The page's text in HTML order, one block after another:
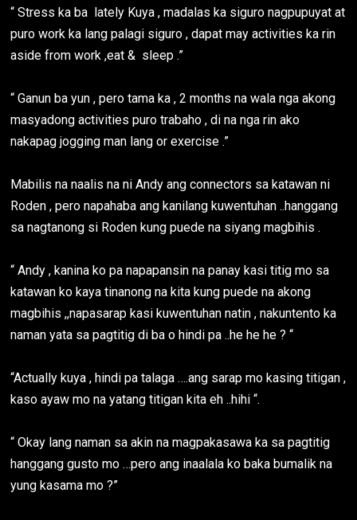
“ Stress ka ba lately Kuya , madalas ka siguro nagpupuyat at
puro work ka lang palagi siguro , dapat may activities ka rin
aside from work ,eat & sleep .”
“ Ganun ba yun , pero tama ka , 2 months na wala nga akong
masyadong activities puro trabaho , di na nga rin ako
nakapag jogging man lang or exercise .”
Mabilis na naalis na ni Andy ang connectors sa katawan ni
Roden , pero napahaba ang kanilang kuwentuhan ..hanggang
sa nagtanong si Roden kung puede na siyang magbihis .
“ Andy , kanina ko pa napapansin na panay kasi titig mo sa
katawan ko kaya tinanong na kita kung puede na akong
magbihis ,,napasarap kasi kuwentuhan natin , nakuntento ka
naman yata sa pagtitig di ba o hindi pa ..he he he ? “
“Actually kuya , hindi pa talaga ….ang sarap mo kasing titigan ,
kaso ayaw mo na yatang titigan kita eh ..hihi “.
“ Okay lang naman sa akin na magpakasawa ka sa pagtitig
hanggang gusto mo …pero ang inaalala ko baka bumalik na
yung kasama mo ?”